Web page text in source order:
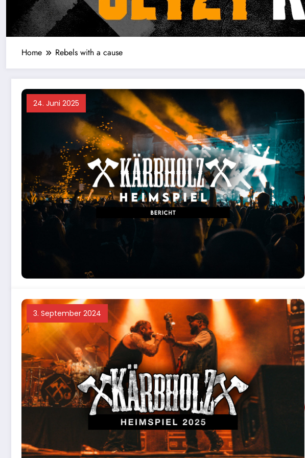
Home Rebels with a cause
24. Juni 2025
3. September 2024